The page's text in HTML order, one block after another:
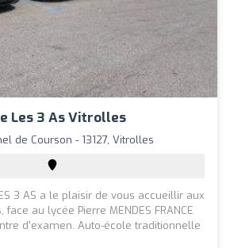
Les 3 As Vitrolles
de Courson - 13127, Vitrolles
3 AS a le plaisir de vous accueillir aux
au lycée Pierre MENDES FRANCE
d'examen. Auto-école traditionnelle